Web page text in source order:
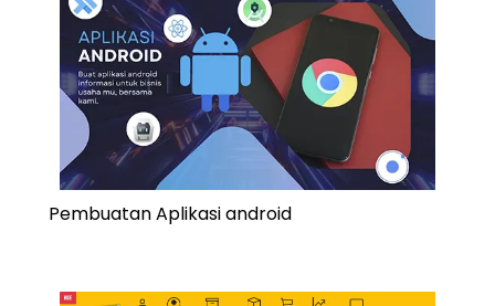
Pembuatan Aplikasi android